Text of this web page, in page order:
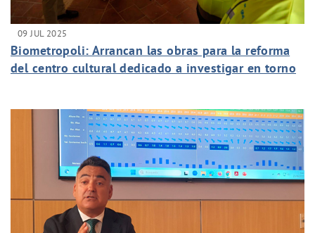
09 JUL 2025
Biometropoli: Arrancan las obras para la reforma
del centro cultural dedicado a investigar en torno